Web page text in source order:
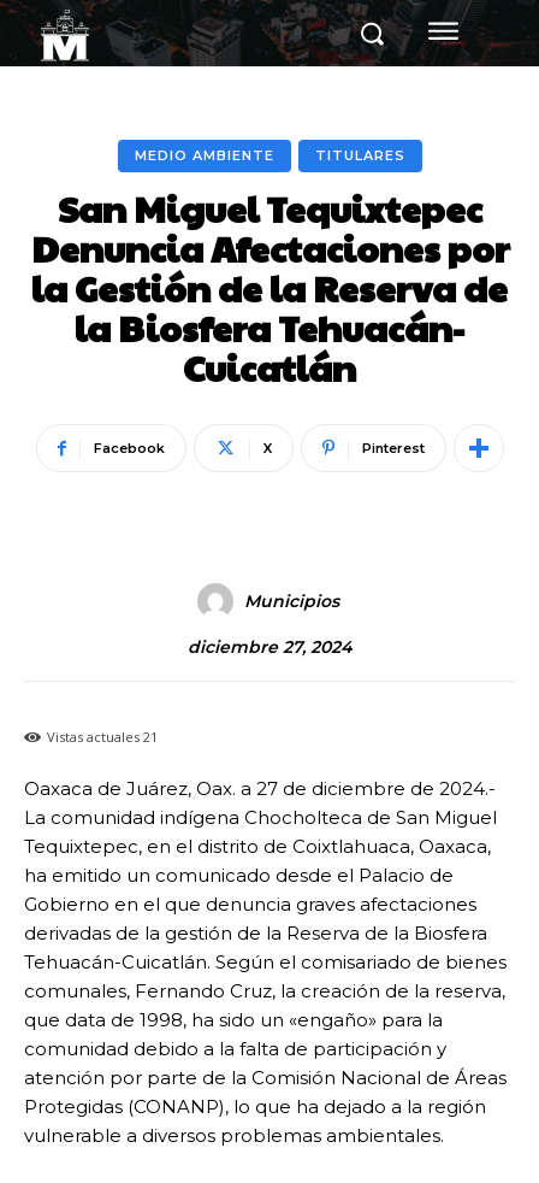
MEDIO AMBIENTE TITULARES
San Miguel Tequixtepec
Denuncia Afectaciones por
la Gestión de la Reserva de
la Biosfera Tehuacán-
Cuicatlán
Facebook X Pinterest
Municipios
diciembre 27, 2024
Vistas actuales 21
Oaxaca de Juárez, Oax. a 27 de diciembre de 2024.-
La comunidad indígena Chocholteca de San Miguel
Tequixtepec, en el distrito de Coixtlahuaca, Oaxaca,
ha emitido un comunicado desde el Palacio de
Gobierno en el que denuncia graves afectaciones
derivadas de la gestión de la Reserva de la Biosfera
Tehuacán-Cuicatlán. Según el comisariado de bienes
comunales, Fernando Cruz, la creación de la reserva,
que data de 1998, ha sido un «engaño» para la
comunidad debido a la falta de participación y
atención por parte de la Comisión Nacional de Áreas
Protegidas (CONANP), lo que ha dejado a la región
vulnerable a diversos problemas ambientales.